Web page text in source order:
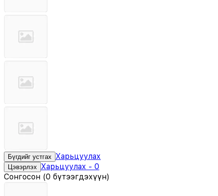
Бүгдийг устгах Харьцуулах
Цэвэрлэх Харьцуулах - 0
Сонгосон (0 бүтээгдэхүүн)